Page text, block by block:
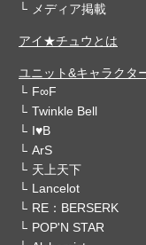
メディア掲載
アイ★チュウとは
ユニット&キャラクタ
F∞F
Twinkle Bell
I♥B
ArS
天上天下
Lancelot
RE：BERSERK
POP'N STAR